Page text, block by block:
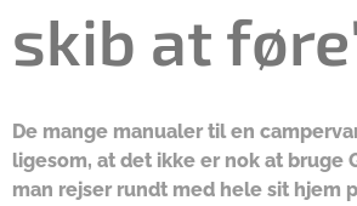
skib at
De mange manualer til en
ligesom, at det ikke er nok at bruge
man rejser rundt med hele sit hjem